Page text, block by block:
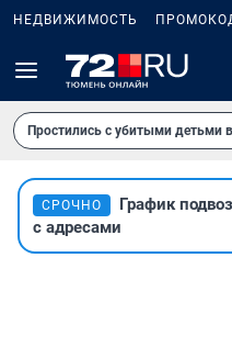
НЕДВИЖИМОСТЬ
Простились с убитыми детьми
СРОЧНО
График
с адресами